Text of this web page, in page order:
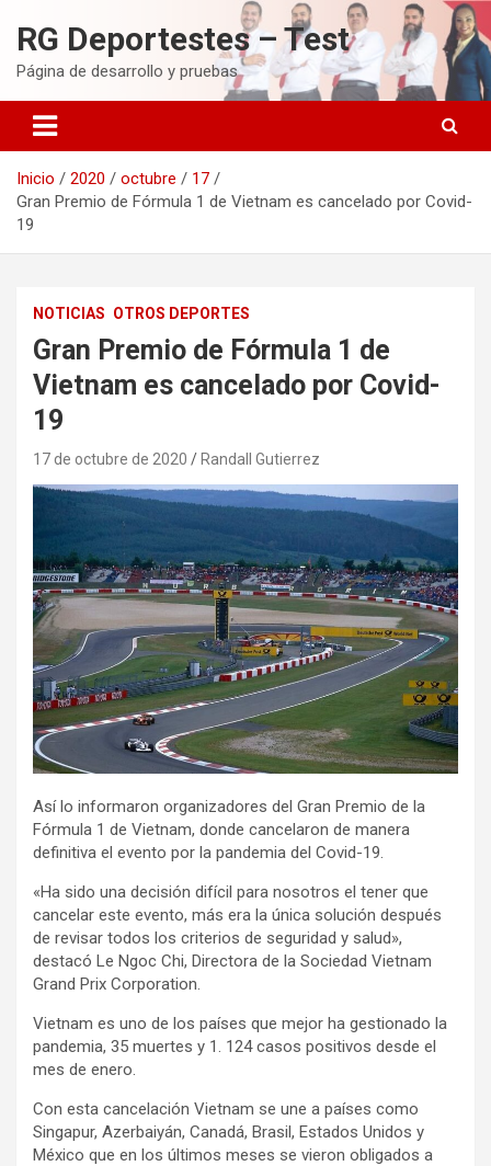
contenido
RG Deportestes – Test
Página de desarrollo y pruebas
Inicio 2020 octubre
17
Gran Premio de Fórmula 1 de Vietnam es cancelado por Covid-
19
NOTICIAS OTROS DEPORTES
Gran Premio de Fórmula 1 de
Vietnam es cancelado por Covid-
19
17 de octubre de 2020 Randall Gutierrez
Así lo informaron organizadores del Gran Premio de la
Fórmula 1 de Vietnam, donde cancelaron de manera
definitiva el evento por la pandemia del Covid-19.
«Ha sido una decisión difícil para nosotros el tener que
cancelar este evento, más era la única solución después
de revisar todos los criterios de seguridad y salud»,
destacó Le Ngoc Chi, Directora de la Sociedad Vietnam
Grand Prix Corporation.
Vietnam es uno de los países que mejor ha gestionado la
pandemia, 35 muertes y 1. 124 casos positivos desde el
mes de enero.
Con esta cancelación Vietnam se une a países como
Singapur, Azerbaiyán, Canadá, Brasil, Estados Unidos y
México que en los últimos meses se vieron obligados a